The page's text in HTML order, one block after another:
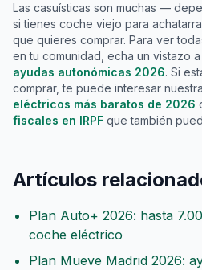
Las casuísticas son muchas —
si tienes coche viejo para
que quieres comprar. Para ver
en tu comunidad, echa un vistazo
ayudas autonómicas 2026. Si
comprar, te puede interesar nuestra
eléctricos más baratos de 2026
fiscales en IRPF que también
Artículos
Plan Auto+ 2026: hasta
coche eléctrico
Plan Mueve Madrid 2026: